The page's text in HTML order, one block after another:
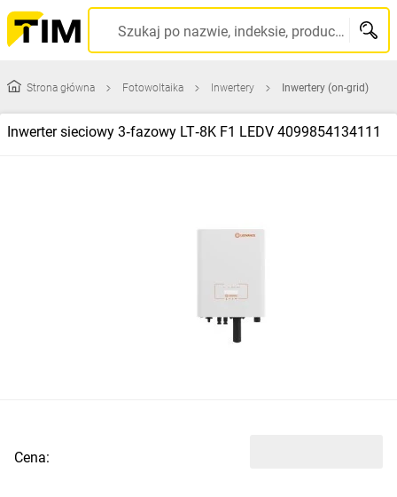
Szukaj po nazwie, indeksie, producencie, kodzie kreskowym...
Strona główna Fotowoltaika Inwertery Inwertery (on-grid)
Inwerter sieciowy 3‑fazowy LT‑8K F1 LEDV 4099854134111
Cena: